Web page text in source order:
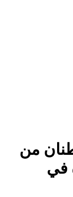
التجارة تتلف 5 أطنان من
في